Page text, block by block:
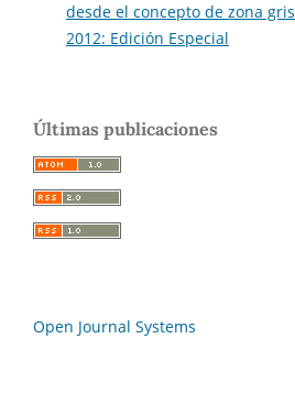
desde el concepto de zona gris
2012: Edición Especial
Últimas publicaciones
Open Journal Systems